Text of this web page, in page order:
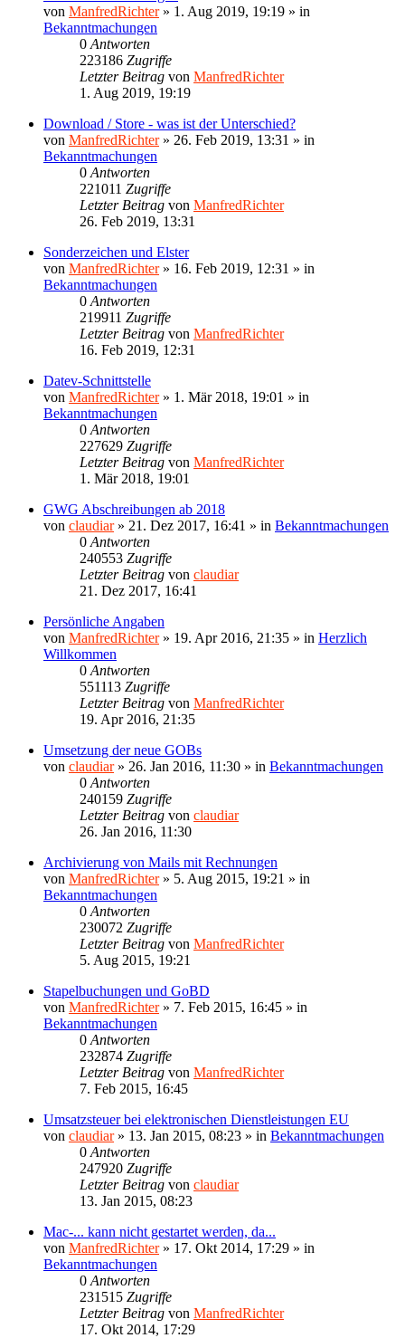
von ManfredRichter» 1. Aug 2019, 19:19 » in
Bekanntmachungen
0 Antworten
223186 Zugriffe
Letzter Beitrag von ManfredRichter
1. Aug 2019, 19:19
Download / Store - was ist der Unterschied?
von ManfredRichter» 26. Feb 2019, 13:31 » in
Bekanntmachungen
0 Antworten
221011 Zugriffe
Letzter Beitrag von ManfredRichter
26. Feb 2019, 13:31
Sonderzeichen und Elster
von ManfredRichter» 16. Feb 2019, 12:31 » in
Bekanntmachungen
0 Antworten
219911 Zugriffe
Letzter Beitrag von ManfredRichter
16. Feb 2019, 12:31
Datev-Schnittstelle
von ManfredRichter» 1. Mär 2018, 19:01 » in
Bekanntmachungen
0 Antworten
227629 Zugriffe
Letzter Beitrag von ManfredRichter
1. Mär 2018, 19:01
GWG Abschreibungen ab 2018
von claudiar» 21. Dez 2017, 16:41 » in Bekanntmachungen
0 Antworten
240553 Zugriffe
Letzter Beitrag von claudiar
21. Dez 2017, 16:41
Persönliche Angaben
von ManfredRichter» 19. Apr 2016, 21:35 » in Herzlich
Willkommen
0 Antworten
551113 Zugriffe
Letzter Beitrag von ManfredRichter
19. Apr 2016, 21:35
Umsetzung der neue GOBs
von claudiar» 26. Jan 2016, 11:30 » in Bekanntmachungen
0 Antworten
240159 Zugriffe
Letzter Beitrag von claudiar
26. Jan 2016, 11:30
Archivierung von Mails mit Rechnungen
von ManfredRichter» 5. Aug 2015, 19:21 » in
Bekanntmachungen
0 Antworten
230072 Zugriffe
Letzter Beitrag von ManfredRichter
5. Aug 2015, 19:21
Stapelbuchungen und GoBD
von ManfredRichter» 7. Feb 2015, 16:45 » in
Bekanntmachungen
0 Antworten
232874 Zugriffe
Letzter Beitrag von ManfredRichter
7. Feb 2015, 16:45
Umsatzsteuer bei elektronischen Dienstleistungen EU
von claudiar» 13. Jan 2015, 08:23 » in Bekanntmachungen
0 Antworten
247920 Zugriffe
Letzter Beitrag von claudiar
13. Jan 2015, 08:23
Mac-... kann nicht gestartet werden, da...
von ManfredRichter» 17. Okt 2014, 17:29 » in
Bekanntmachungen
0 Antworten
231515 Zugriffe
Letzter Beitrag von ManfredRichter
17. Okt 2014, 17:29